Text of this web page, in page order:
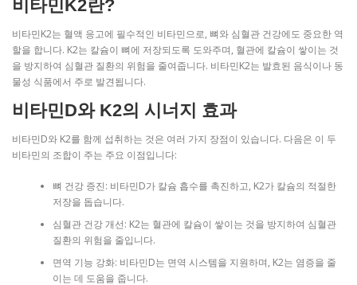
비타민K2란?
비타민K2는 혈액 응고에 필수적인 비타민으로, 뼈와 심혈관 건강에도 중요한 역
할을 합니다. K2는 칼슘이 뼈에 저장되도록 도와주며, 혈관에 칼슘이 쌓이는 것
을 방지하여 심혈관 질환의 위험을 줄여줍니다. 비타민K2는 발효된 음식이나 동
물성 식품에서 주로 발견됩니다.
비타민D와 K2의 시너지 효과
비타민D와 K2를 함께 섭취하는 것은 여러 가지 장점이 있습니다. 다음은 이 두
비타민의 조합이 주는 주요 이점입니다:
뼈 건강 증진: 비타민D가 칼슘 흡수를 촉진하고, K2가 칼슘의 적절한
저장을 돕습니다.
심혈관 건강 개선: K2는 혈관에 칼슘이 쌓이는 것을 방지하여 심혈관
질환의 위험을 줄입니다.
면역 기능 강화: 비타민D는 면역 시스템을 지원하며, K2는 염증을 줄
이는 데 도움을 줍니다.